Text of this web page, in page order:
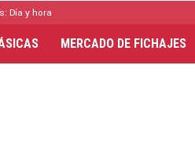
Día y hora
MERCADO DE FICHAJES